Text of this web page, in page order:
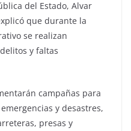
del Estado, Alvar
que durante la
se realizan
y faltas
campañas para
y desastres,
presas y